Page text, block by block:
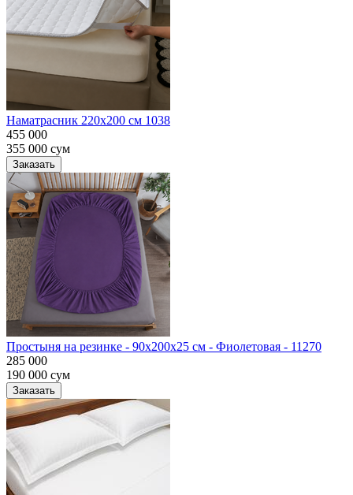
Наматрасник 220х200 см 1038
455 000
355 000 сум
Заказать
Простыня на резинке - 90x200x25 cм - Фиолетовая - 11270
285 000
190 000 сум
Заказать